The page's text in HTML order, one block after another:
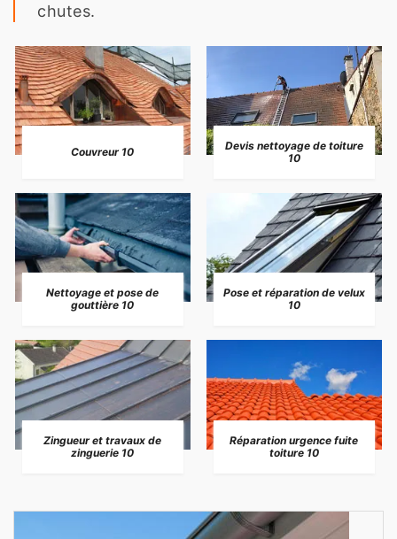
chutes.
Couvreur 10
Devis nettoyage de toiture
10
Nettoyage et pose de
gouttière 10
Pose et réparation de velux
10
Zingueur et travaux de
zinguerie 10
Réparation urgence fuite
toiture 10